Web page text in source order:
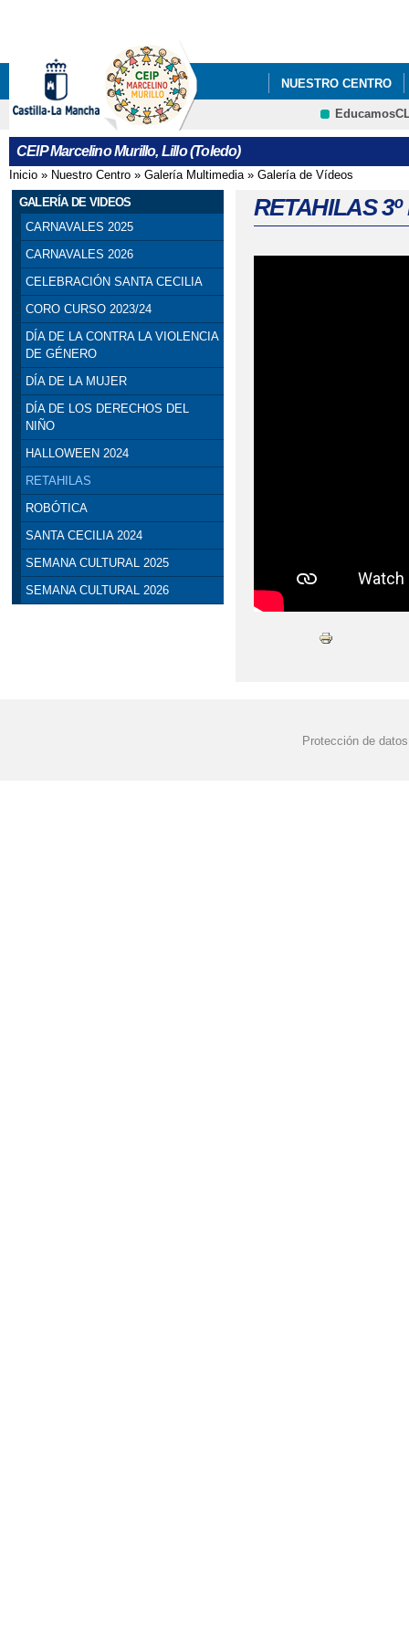
NUESTRO CENTRO
INNOVARETOS CLM
CEIP Marcelino Murillo, Lillo (Toledo)
Se encuentra usted aquí
Inicio » Nuestro Centro » Galería Multimedia» Galería de Vídeos
GALERÍA DE VIDEOS
CARNAVALES 2025
CARNAVALES 2026
CELEBRACIÓN SANTA CECILIA
CORO CURSO 2023/24
DÍA DE LA CONTRA LA VIOLENCIA
DE GÉNERO
DÍA DE LA MUJER
DÍA DE LOS DERECHOS DEL
NIÑO
HALLOWEEN 2024
RETAHILAS
ROBÓTICA
SANTA CECILIA 2024
SEMANA CULTURAL 2025
SEMANA CULTURAL 2026
RETAHILAS
Protección de datos